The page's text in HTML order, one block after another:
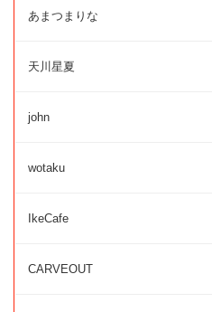
あまつまりな
天川星夏
john
wotaku
IkeCafe
CARVEOUT